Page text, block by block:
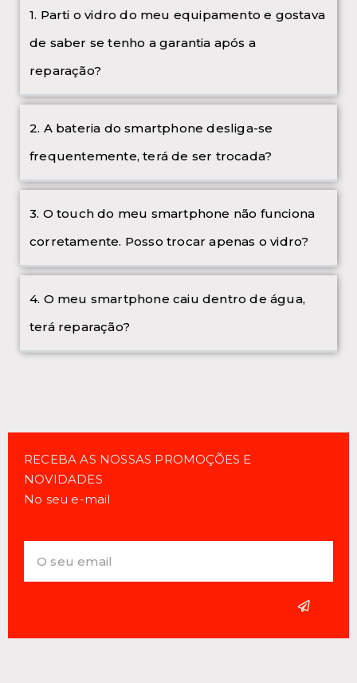
1. Parti o vidro do meu equipamento e gostava
de saber se tenho a garantia após a
reparação?
2. A bateria do smartphone desliga-se
frequentemente, terá de ser trocada?
3. O touch do meu smartphone não funciona
corretamente. Posso trocar apenas o vidro?
4. O meu smartphone caiu dentro de água,
terá reparação?
RECEBA AS NOSSAS PROMOÇÕES E
NOVIDADES
No seu e-mail